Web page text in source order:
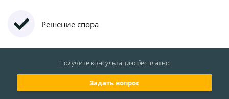
Решение спора
Задать вопрос
Получите консультациюбесплатно